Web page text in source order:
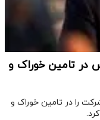
در تامین خوراک و
را در تامین خوراک و